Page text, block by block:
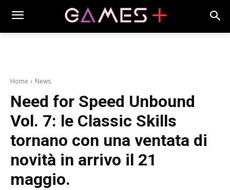
Home News
Need for Speed Unbound
Vol. 7: le Classic Skills
tornano con una ventata di
novità in arrivo il 21
maggio.